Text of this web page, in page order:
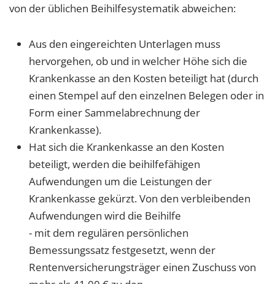
von der üblichen Beihilfesystematik abweichen:
Aus den eingereichten Unterlagen muss
hervorgehen, ob und in welcher Höhe sich die
Krankenkasse an den Kosten beteiligt hat (durch
einen Stempel auf den einzelnen Belegen oder in
Form einer Sammelabrechnung der
Krankenkasse).
Hat sich die Krankenkasse an den Kosten
beteiligt, werden die beihilfefähigen
Aufwendungen um die Leistungen der
Krankenkasse gekürzt. Von den verbleibenden
Aufwendungen wird die Beihilfe
- mit dem regulären persönlichen
Bemessungssatz festgesetzt, wenn der
Rentenversicherungsträger einen Zuschuss von